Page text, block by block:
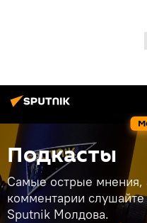
Подкасты
Самые острые мнения,
комментарии
Sputnik Молдова.